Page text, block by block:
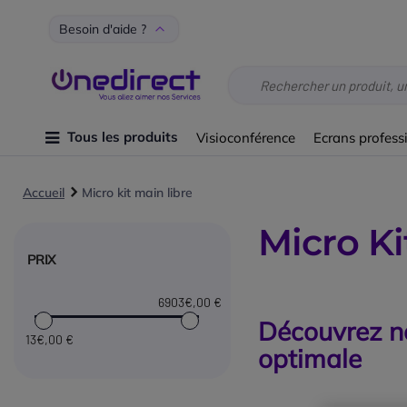
Besoin d'aide ?
Tous les produits Visioconférence Ecrans
Accueil Micro kit main libre
PRIX
13€,00 €
6903€,00 €
Micro
Découvrez
optimale